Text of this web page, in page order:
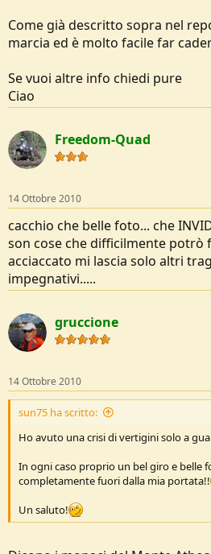
Come già descritto sopra nel
marcia ed è molto facile far
Se vuoi altre info chiedi pure
Ciao
Freedom-Quad
14 Ottobre 2010
cacchio che belle foto... che
son cose che difficilmente potrò
acciaccato mi lascia solo altri
impegnativi.....
gruccione
14 Ottobre 2010
sun75 ha scritto:
Ho avuto una crisi di vertigini solo a
In ogni caso proprio un bel giro e belle
completamente fuori dalla mia portata!!
Un saluto!